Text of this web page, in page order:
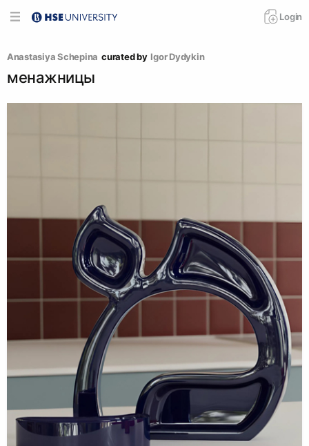
Login
Anastasiya Schepina curated by Igor Dydykin
менажницы